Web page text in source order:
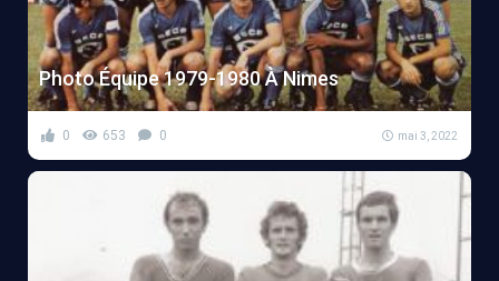
Photo Équipe 1979-1980 À Nimes
0 653 0 mai 3, 2022